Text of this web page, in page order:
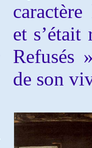
et
Refusés
de son